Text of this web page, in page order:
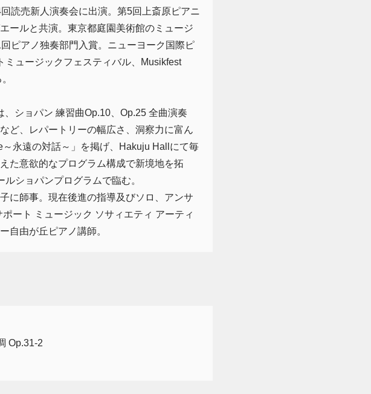
読売新人演奏会に出演。第5回上斎原ピアニ
ールと共演。東京都庭園美術館のミュージ
ピアノ独奏部門入賞。ニューヨーク国際ピ
ュージックフェスティバル、Musikfest
ショパン 練習曲Op.10、Op.25 全曲演奏
ど、レパートリーの幅広さ、洞察力に富ん
永遠の対話～」を掲げ、Hakuju Hallにて毎
た意欲的なプログラム構成で新境地を拓
ショパンプログラムで臨む。
に師事。現在後進の指導及びソロ、アンサ
ート ミュージック ソサィエティ アーティ
自由が丘ピアノ講師。
Op.31‐2